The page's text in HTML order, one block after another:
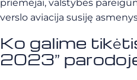
priėmėjai, valstybės
verslo aviacija susiję
Ko galime
2023”